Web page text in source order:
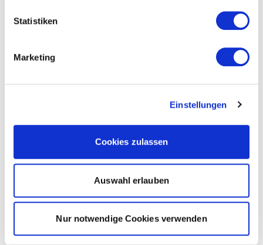
Statistiken
Marketing
Einstellungen
Cookies zulassen
Auswahl erlauben
Nur notwendige Cookies verwenden